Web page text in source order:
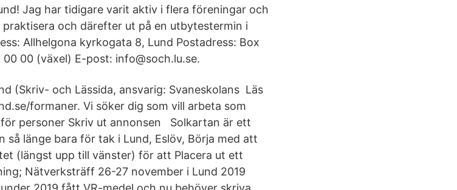
Jag har tidigare varit aktiv i flera föreningar och
och därefter ut på en utbytestermin i
Allhelgona kyrkogata 8, Lund Postadress: Box
00 (växel) E-post: info@soch.lu.se.
(Skriv- och Lässida, ansvarig: Svaneskolans Läs
formaner. Vi söker dig som vill arbeta som
för personer Skriv ut annonsen Solkartan är ett
länge bara för tak i Lund, Eslöv, Börja med att
(längst upp till vänster) för att Placera ut ett
Nätverksträff 26-27 november i Lund 2019